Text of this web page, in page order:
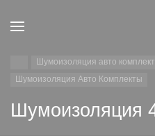
Шумоизоляция авто
Шумоизоляция Авто Комплекты
Шумоизоляция